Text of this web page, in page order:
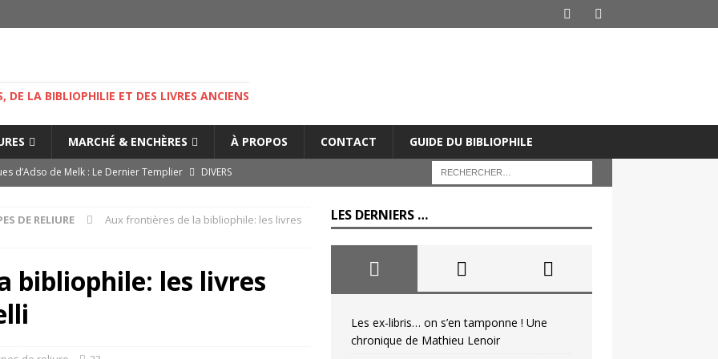
DE LA BIBLIOPHILIE ET DES LIVRES ANCIENS
MARCHÉ & ENCHÈRES À PROPOS CONTACT GUIDE DU BIBLIOPHILE
d’Adso de Melk : Le Dernier Templier
DIVERS
: le vendeur, l’expert et la plateforme… comment s’y
cliniques de l’IGLI : la libido possidendi, ou jusqu’où aller pour
DE L'IGLI
DE RELIURE
Aux frontières de la bibliophile: les livres
bibliophile: les livres
LES DERNIERS …
Les ex-libris… on s’en tamponne ! Une
chronique de Mathieu Lenoir